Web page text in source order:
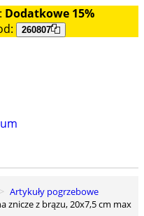
: Dodatkowe 15%
260807
Artykuły pogrzebowe
znicze z brązu, 20x7,5 cm max